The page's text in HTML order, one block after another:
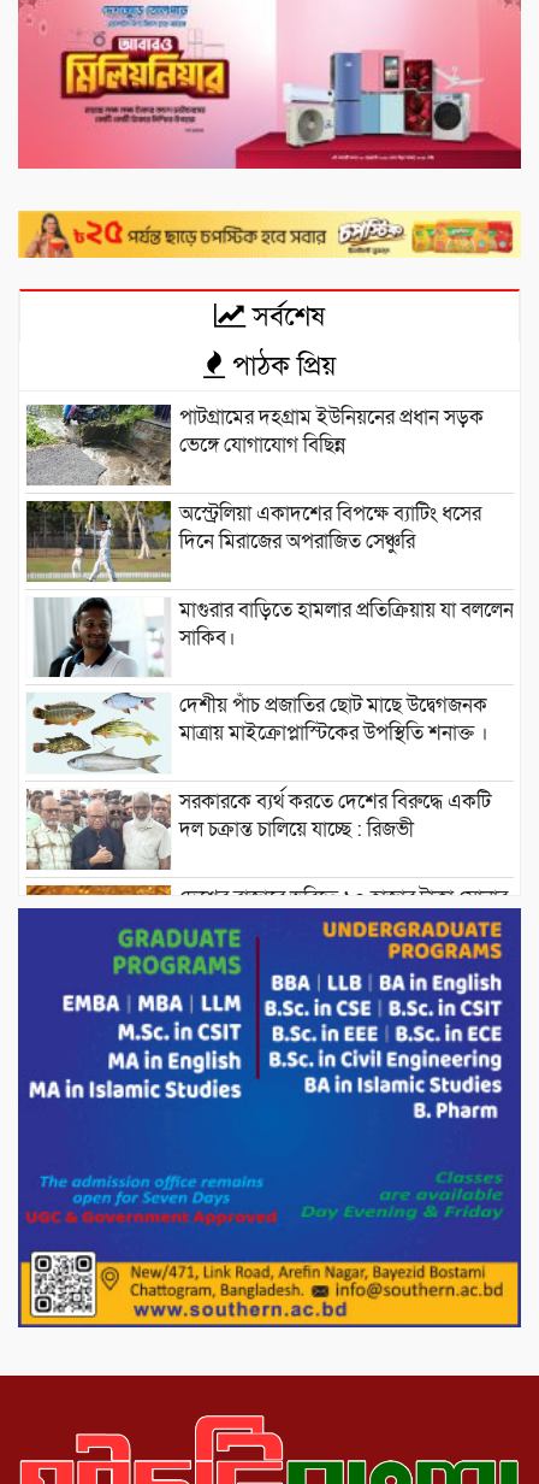
সর্বশেষ
পাঠক প্রিয়
পাটগ্রামের দহগ্রাম ইউনিয়নের প্রধান সড়ক
ভেঙ্গে যোগাযোগ বিছিন্ন
অস্ট্রেলিয়া একাদশের বিপক্ষে ব্যাটিং ধসের
দিনে মিরাজের অপরাজিত সেঞ্চুরি
মাগুরার বাড়িতে হামলার প্রতিক্রিয়ায় যা বললেন
সাকিব।
দেশীয় পাঁচ প্রজাতির ছোট মাছে উদ্বেগজনক
মাত্রায় মাইক্রোপ্লাস্টিকের উপস্থিতি শনাক্ত ।
সরকারকে ব্যর্থ করতে দেশের বিরুদ্ধে একটি
দল চক্রান্ত চালিয়ে যাচ্ছে : রিজভী
দেশের বাজারে ভরিতে ১০ হাজার টাকা সোনার
দাম বাড়ানোর ঘোষণা।
ভারপ্রাপ্ত রাষ্ট্রপতি হাফিজ উদ্দিন আহমদের
সাথে এইচটি বাংলা অনলাইন পোর্টাল ও আইপি
টিভির সম্পাদক মোঃ ইসমাইল হোসেনের
সৌজন্য সাক্ষাৎ।
পাটগ্রামে জুলাই অভ্যুত্থান দিবস উপলক্ষে
পোরশায় গণঅভ্যুত্থান দিবসে শহিদ ও জুলাই
১১ দলীয় ঐক্য পোরশা উপজেলা শাখার